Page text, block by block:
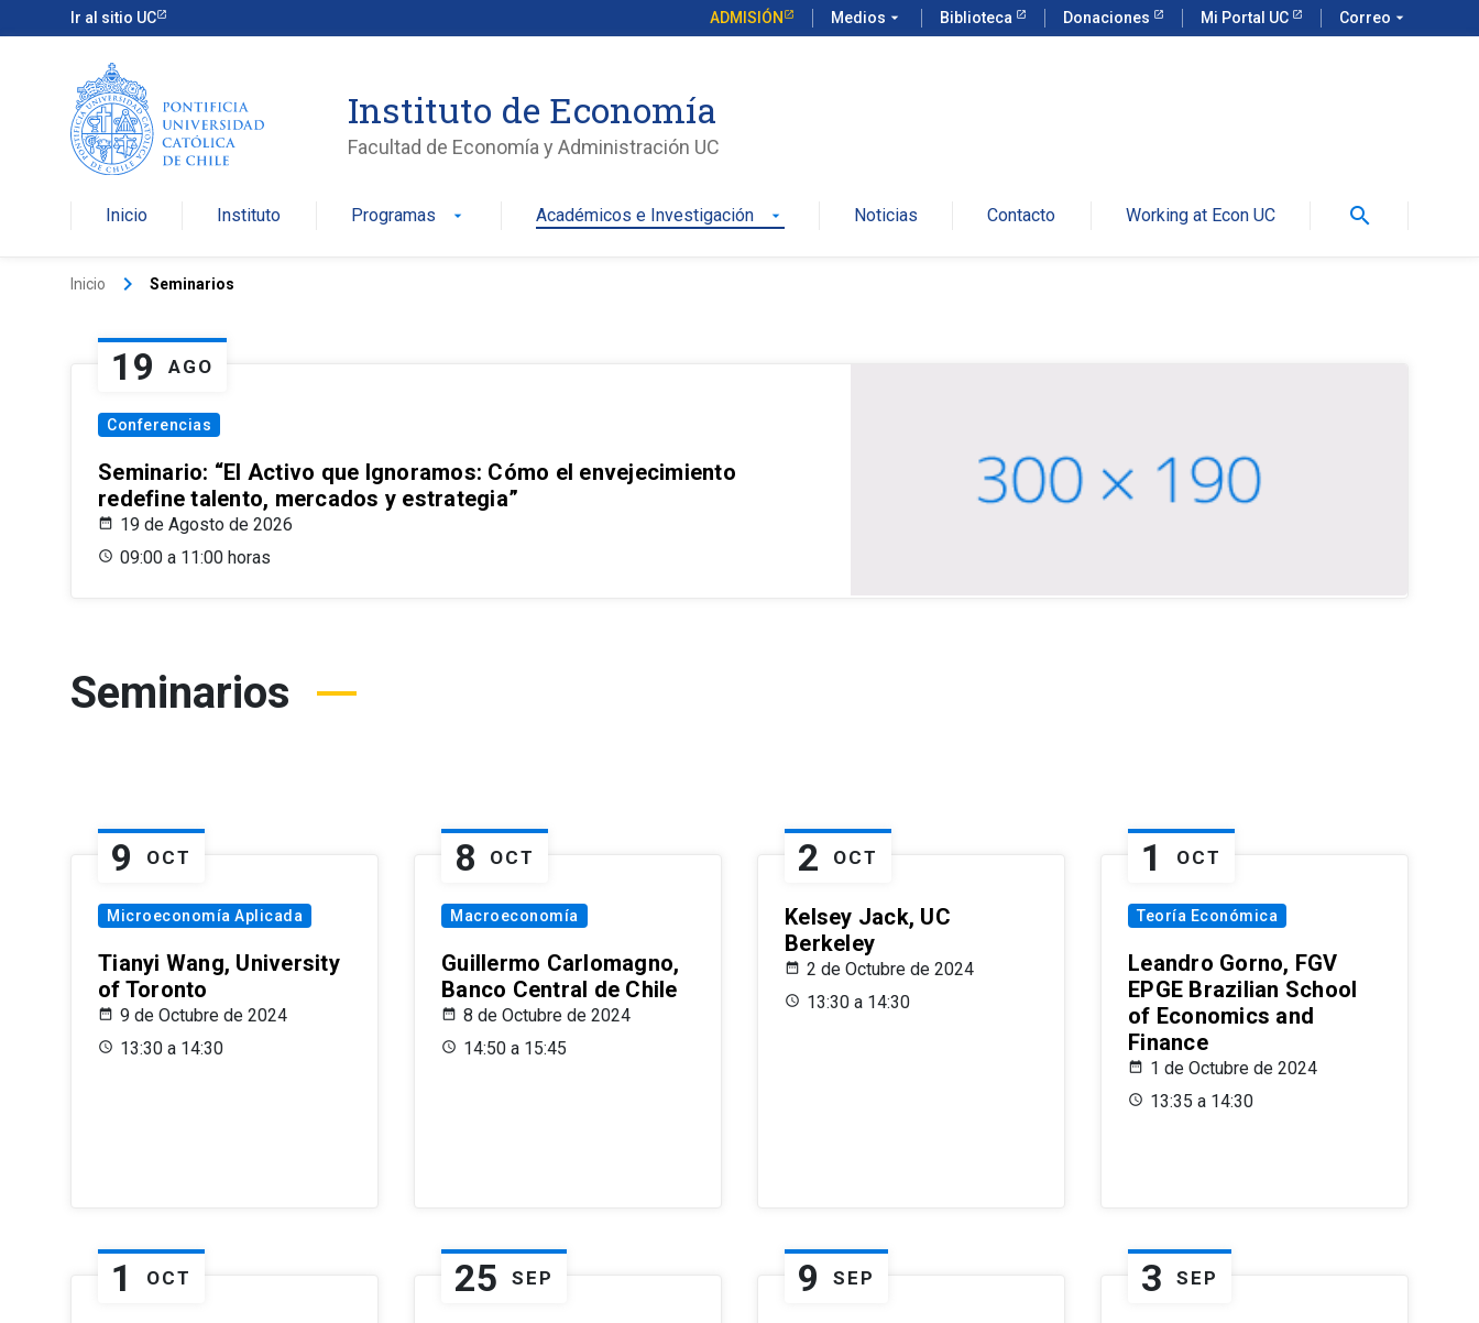
Ir al sitio UC ADMISIÓN Medios arrow_drop_down Biblioteca Donaciones Mi Portal UC Correo arrow_drop_down
Instituto de Economía
Facultad de Economía y Administración UC
Inicio Instituto Programas arrow_drop_down Académicos e Investigación arrow_drop_down Noticias Contacto Working at Econ UC search
Inicio keyboard_arrow_right Seminarios
19 AGO
Conferencias
Seminario: “El Activo que Ignoramos: Cómo el envejecimiento
redefine talento, mercados y estrategia”
19 de Agosto de 2026
09:00 a 11:00 horas
Seminarios
9 OCT
Microeconomía Aplicada
Tianyi Wang, University
of Toronto
9 de Octubre de 2024
13:30 a 14:30
8 OCT
Macroeconomía
Guillermo Carlomagno,
Banco Central de Chile
8 de Octubre de 2024
14:50 a 15:45
2 OCT
Kelsey Jack, UC
Berkeley
2 de Octubre de 2024
13:30 a 14:30
1 OCT
Teoría Económica
Leandro Gorno, FGV
EPGE Brazilian School
of Economics and
Finance
1 de Octubre de 2024
13:35 a 14:30
1 OCT 25 SEP 9 SEP 3 SEP